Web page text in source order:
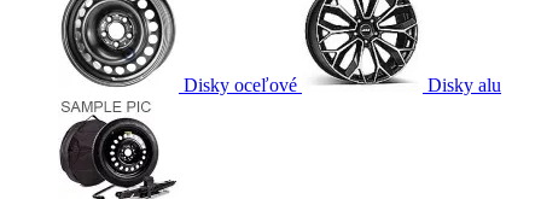
Disky oceľové Disky alu